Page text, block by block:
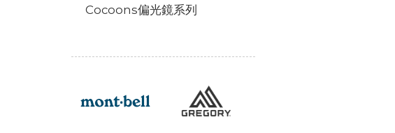
Cocoons偏光鏡系列